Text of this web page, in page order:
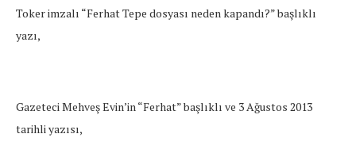
Toker imzalı “Ferhat Tepe dosyası neden kapandı?” başlıklı
yazı,
Gazeteci Mehveş Evin’in “Ferhat” başlıklı ve 3 Ağustos 2013
tarihli yazısı,